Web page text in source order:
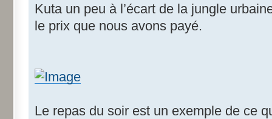
Kuta un peu à l’écart de la jungle
le prix que nous avons payé.
Le repas du soir est un exemple de ce